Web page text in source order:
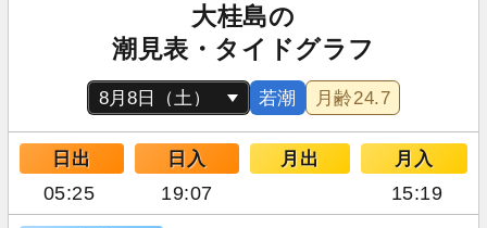
大桂島の
潮見表・タイドグラフ
若潮 月齢24.7
日出 日入 月出 月入
05:25 19:07 15:19